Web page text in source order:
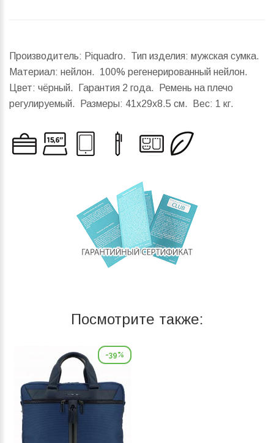
Производитель: Piquadro. Тип изделия: мужская сумка.
Материал: нейлон. 100% регенерированный нейлон.
Цвет: чёрный. Гарантия 2 года. Ремень на плечо
регулируемый.
Размеры: 41x29x8.5 см. Вес: 1 кг.
Посмотрите также:
-39%